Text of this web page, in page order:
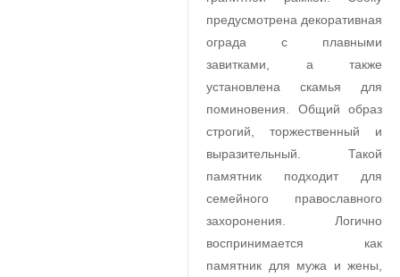
предусмотрена декоративная
ограда с плавными
завитками, а также
установлена скамья для
поминовения. Общий образ
строгий, торжественный и
выразительный. Такой
памятник подходит для
семейного православного
захоронения. Логично
воспринимается как
памятник для мужа и жены,